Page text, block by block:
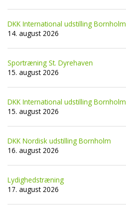
DKK International udstilling Bornholm
14. august 2026
Sportræning St. Dyrehaven
15. august 2026
DKK International udstilling Bornholm
15. august 2026
DKK Nordisk udstilling Bornholm
16. august 2026
Lydighedstræning
17. august 2026